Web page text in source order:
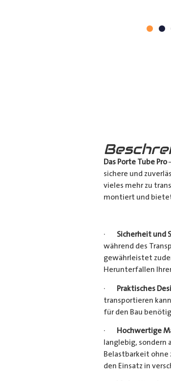
Das Porte Tube Pro
sichere und
vieles mehr zu
montiert und
· Sicherheit und
während des
gewährleistet
Herunterfallen
· Praktisches
transportieren
für den Bau
· Hochwertige
langlebig, sondern
Belastbarkeit ohne
den Einsatz in